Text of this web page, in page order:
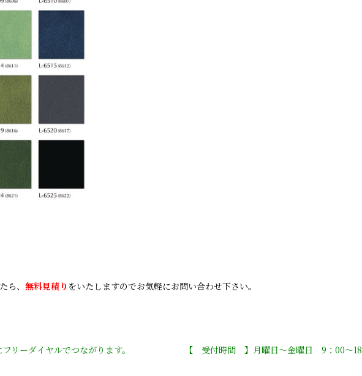
、 無料見積り をいたしますのでお気軽にお問い合わせ下さい。
にフリーダイヤルでつながります。 【 受付時間 】月曜日〜金曜日 9：00〜18